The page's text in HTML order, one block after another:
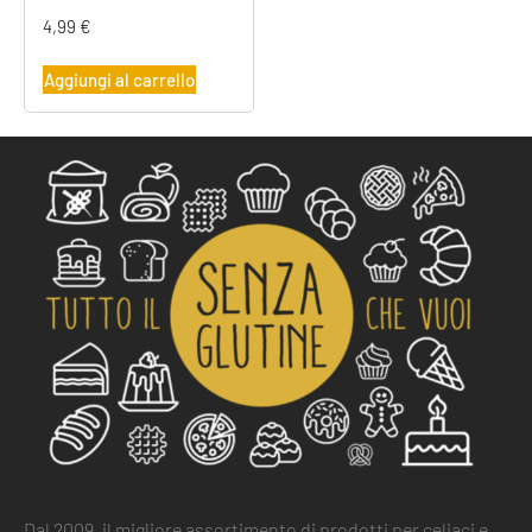
4,99 €
Aggiungi al carrello